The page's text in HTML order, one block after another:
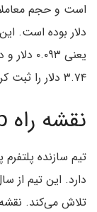
۳.۷۴ دلار را ثبت کرده است.
نقشه راه PlayDapp چیست؟
تیم سازنده
تلاش می‌کند.